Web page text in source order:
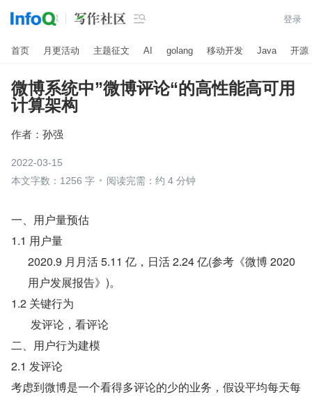
 登录
首页 月更活动 主题征文 AI golang 移动开发 Java 开源
微博系统中”微博评论“的高性能高可用
计算架构
作者： 孙强
2022-03-15
本文字数：1256 字
阅读完需：约 4 分钟
一、用户量预估
1.1 用户量
2020.9 月月活 5.11 亿，日活 2.24 亿(参考《微博 2020
用户发展报告》)。
1.2 关键行为
发评论，看评论
二、用户行为建模
2.1 发评论
考虑到微博是一个看得多评论的少的业务，假设平均每天每